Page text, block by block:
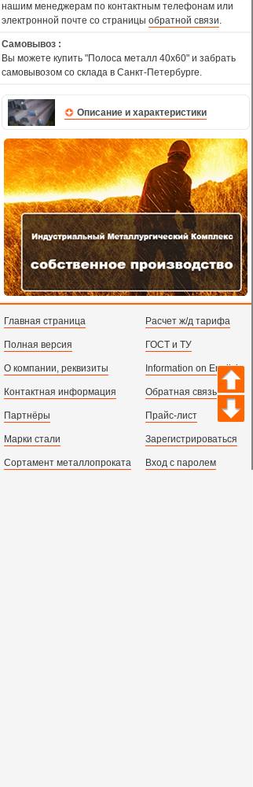
нашим менеджерам по контактным телефонам или
электронной почте со страницы обратной связи.
Самовывоз :
Вы можете купить "Полоса металл 40х60" и забрать
самовывозом со склада в Санкт-Петербурге.
Описание и характеристики
Главная страница
Полная версия
О компании, реквизиты
Контактная информация
Партнёры
Марки стали
Сортамент металлопроката
Расчет ж/д тарифа
ГОСТ и ТУ
Information on English
Обратная связь
Прайс-лист
Зарегистрироваться
Вход с паролем